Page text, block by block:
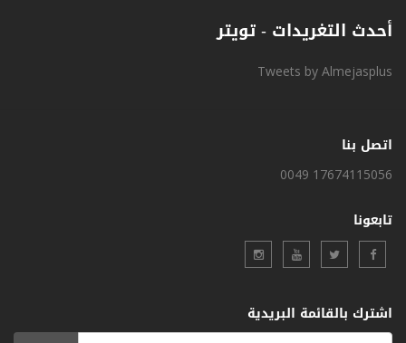
أحدث التغريدات - تويتر
Tweets by Almejasplus
اتصل بنا
0049 17674115056
تابعونا
اشترك بالقائمة البريدية